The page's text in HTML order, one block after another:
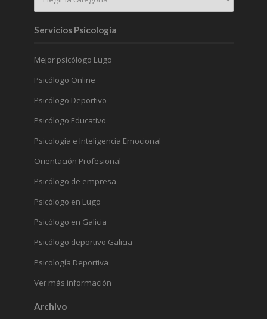
Servicios Psicología
Mejor psicólogo Lugo
Psicólogo Online
Psicólogo Deportivo
Psicólogo Educativo
Psicología e Inteligencia Emocional
Orientación Profesional
Psicólogo de empresa
Psicólogo en Lugo
Psicólogo en Galicia
Psicólogo deportivo Galicia
Psicología Deportiva
Ver más información
Archivo